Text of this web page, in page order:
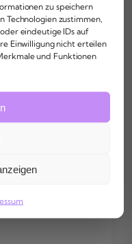
zu speichern
Technologien zustimmen,
eindeutige IDs auf
Einwilligung nicht erteilen
und Funktionen